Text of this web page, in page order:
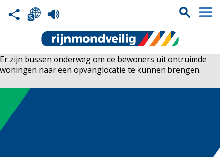
Er zijn bussen onderweg om de bewoners uit ontruimde
woningen naar een opvanglocatie te kunnen brengen.